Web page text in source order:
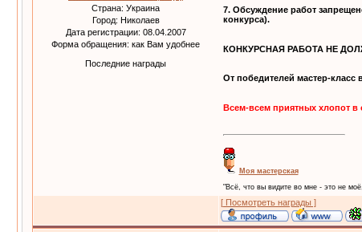
Страна: Украина
Город: Николаев
Дата регистрации: 08.04.2007
Форма обращения: как Вам удобнее
Последние награды
7. Обсуждение работ
конкурса).
КОНКУРСНАЯ РАБОТА НЕ
От победителей мастер-класс
Всем-всем приятных хлопот
Моя мастерская
"Всё, что вы видите во мне - это не
[ Посмотреть награды ]